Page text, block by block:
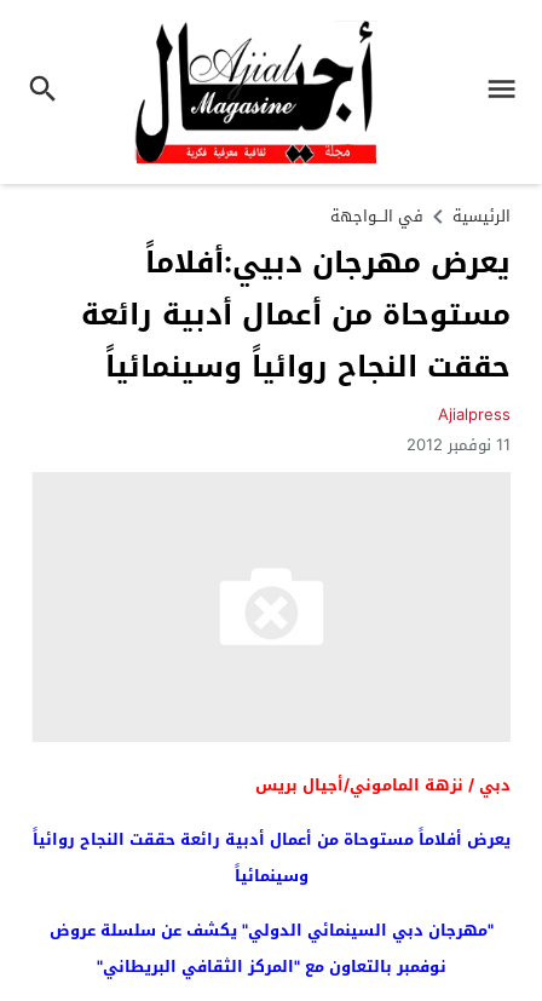
الرئيسية في الـــواجهة
يعرض مهرجان دبيي:أفلاماً
مستوحاة من أعمال أدبية رائعة
حققت النجاح روائياً وسينمائياً
Ajialpress
11 نوفمبر 2012
دبي / نزهة الماموني/أجيال بريس
يعرض أفلاماً مستوحاة من أعمال أدبية رائعة حققت النجاح روائياً
وسينمائياً
"مهرجان دبي السينمائي الدولي" يكشف عن سلسلة عروض
نوفمبر بالتعاون مع "المركز الثقافي البريطاني"